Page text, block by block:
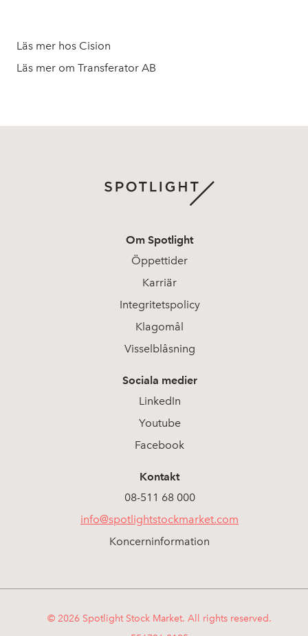
Läs mer hos Cision
Läs mer om Transferator AB
Om Spotlight
Öppettider
Karriär
Integritetspolicy
Klagomål
Visselblåsning
Sociala medier
LinkedIn
Youtube
Facebook
Kontakt
08-511 68 000
info@spotlightstockmarket.com
Koncerninformation
© 2026 Spotlight Stock Market. All rights reserved.